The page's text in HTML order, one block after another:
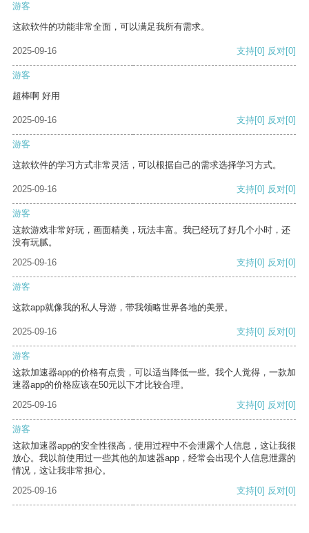
游客
这款软件的功能非常全面，可以满足我所有需求。
2025-09-16 支持[0] 反对[0]
游客
超棒啊 好用
2025-09-16 支持[0] 反对[0]
游客
这款软件的学习方式非常灵活，可以根据自己的需求选择学习方式。
2025-09-16 支持[0] 反对[0]
游客
这款游戏非常好玩，画面精美，玩法丰富。我已经玩了好几个小时，还
没有玩腻。
2025-09-16
支持[0] 反对[0]
游客
这款app就像我的私人导游，带我领略世界各地的美景。
2025-09-16 支持[0] 反对[0]
游客
这款加速器app的价格有点贵，可以适当降低一些。我个人觉得，一款加
速器app的价格应该在50元以下才比较合理。
2025-09-16
支持[0] 反对[0]
游客
这款加速器app的安全性很高，使用过程中不会泄露个人信息，这让我很
放心。我以前使用过一些其他的加速器app，经常会出现个人信息泄露的
情况，这让我非常担心。
2025-09-16
支持[0] 反对[0]